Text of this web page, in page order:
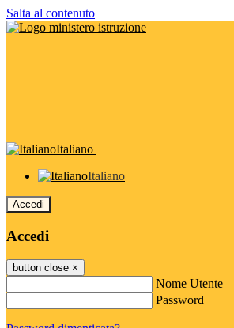
Salta al contenuto
Italiano
Italiano
Accedi
Accedi
button close ×
Nome Utente
Password